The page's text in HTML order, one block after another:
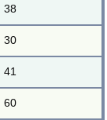
38
30
41
60